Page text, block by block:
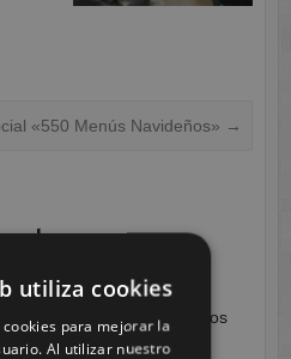
«550 Menús Navideños» →
no será publicada.
Los
con*
utiliza cookies
cookies para mejorar la
Al utilizar nuestro